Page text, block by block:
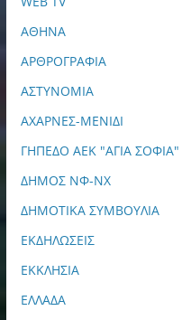
ΑΘΗΝΑ
ΑΡΘΡΟΓΡΑΦΙΑ
ΑΣΤΥΝΟΜΙΑ
ΑΧΑΡΝΕΣ-ΜΕΝΙΔΙ
ΓΗΠΕΔΟ ΑΕΚ "ΑΓΙΑ ΣΟΦΙΑ"
ΔΗΜΟΣ ΝΦ-ΝΧ
ΔΗΜΟΤΙΚΑ ΣΥΜΒΟΥΛΙΑ
ΕΚΔΗΛΩΣΕΙΣ
ΕΚΚΛΗΣΙΑ
ΕΛΛΑΔΑ